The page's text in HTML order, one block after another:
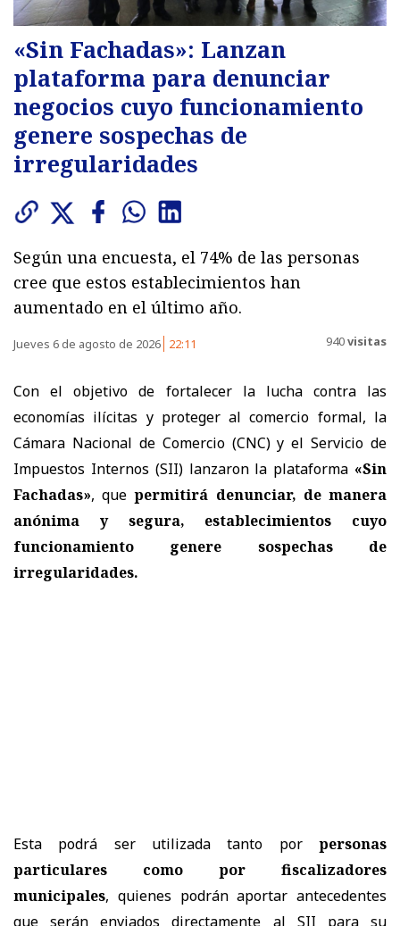
«Sin Fachadas»: Lanzan
plataforma para denunciar
negocios cuyo funcionamiento
genere sospechas de
irregularidades
Según una encuesta, el 74% de las personas
cree que estos establecimientos han
aumentado en el último año.
Jueves 6 de agosto de 2026 22:11 940visitas
Con el objetivo de fortalecer la lucha contra las
economías ilícitas y proteger al comercio formal, la
Cámara Nacional de Comercio (CNC) y el Servicio de
Impuestos Internos (SII) lanzaron la plataforma «Sin
Fachadas», quepermitirá denunciar, de manera
anónima y segura, establecimientos cuyo
funcionamiento genere sospechas de
irregularidades.
Esta podrá ser utilizada tanto por personas
particulares como por fiscalizadores
municipales, quienes podrán aportar antecedentes
que serán enviados directamente al SII para su